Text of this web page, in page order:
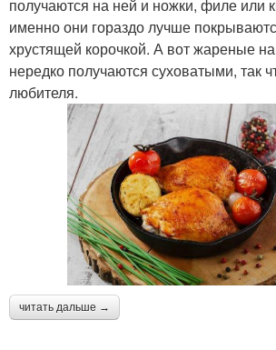
получаются на ней и ножки, филе или
именно они гораздо лучше
хрустящей корочкой. А вот жареные на
нередко получаются суховатыми, так
любителя.
читать дальше →